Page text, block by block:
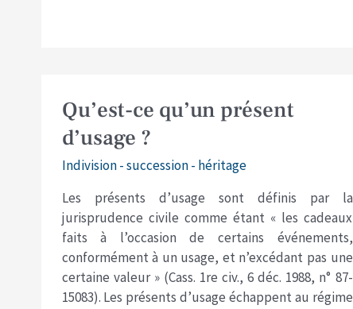
Qu’est-ce qu’un présent
d’usage ?
Indivision - succession - héritage
Les présents d’usage sont définis par la
jurisprudence civile comme étant « les cadeaux
faits à l’occasion de certains événements,
conformément à un usage, et n’excédant pas une
certaine valeur » (Cass. 1re civ., 6 déc. 1988, n° 87-
15083). Les présents d’usage échappent au régime
Qu’est-
ce
qu’un
présent
?